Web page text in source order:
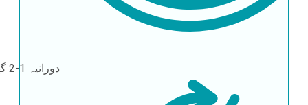
دورانیہ 1-2 گھنٹے